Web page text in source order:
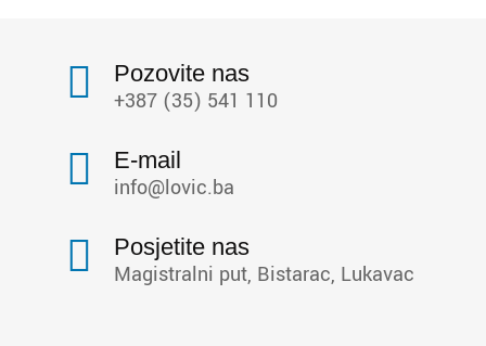
Pozovite nas
+387 (35) 541 110
E-mail
info@lovic.ba
Posjetite nas
Magistralni put, Bistarac, Lukavac